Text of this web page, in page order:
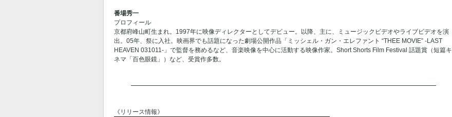
番場秀一
プロフィール
京都府峰山町生まれ。1997年に映像ディレクターとしてデビュー。以降、主に、ミュージックビデオやライブビデオを演
出。05年、祭に入社。映画界でも話題になった劇場公開作品「ミッシェル・ガン・エレファント “THEE MOVIE” -LAST
HEAVEN 031011-」で監督を務めるなど、音楽映像を中心に活動する映像作家。Short Shorts Film Festival 話題賞（短篇キ
ネマ「百色眼鏡」）など、受賞作多数。
《リリース情報》